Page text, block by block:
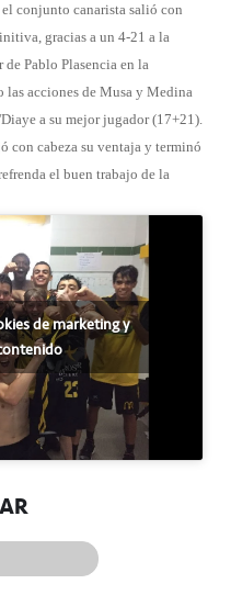
conjunto canarista salió con
gracias a un 4-21 a la
Pablo Plasencia en la
las acciones de Musa y Medina
a su mejor jugador (17+21).
con cabeza su ventaja y terminó
el buen trabajo de la
de marketing y